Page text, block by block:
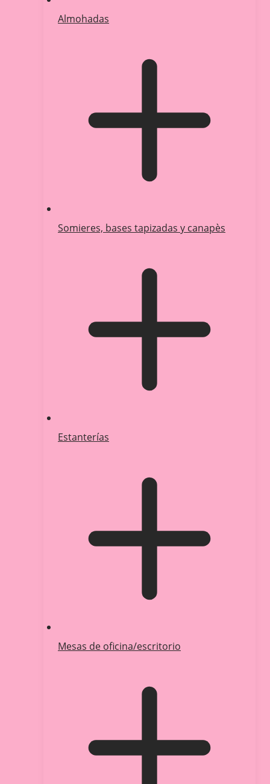
Almohadas
Somieres, bases tapizadas y canapès
Estanterías
Mesas de oficina/escritorio